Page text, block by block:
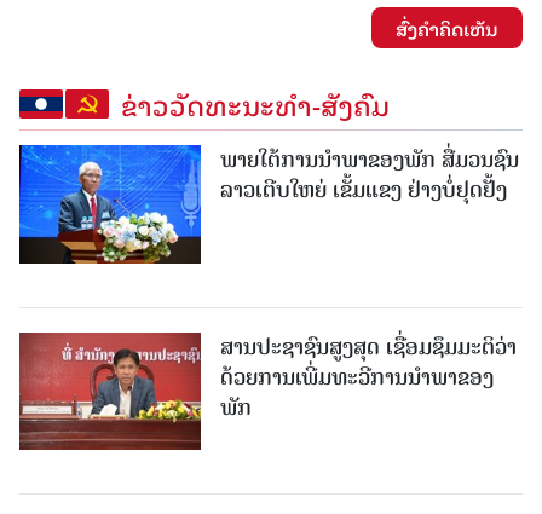
ສົ່ງຄໍາຄິດເຫັນ
ຂ່າວວັດທະນະທຳ-ສັງຄົມ
ພາຍໃຕ້ການນໍາພາຂອງພັກ ສື່ມວນຊົນ
ລາວເຕີບໃຫຍ່ ເຂັ້ມແຂງ ຢ່າງບໍ່ຢຸດຢັ້ງ
ສານປະຊາຊົນສູງສຸດ ເຊື່ອມຊຶມມະຕິວ່າ
ດ້ວຍການເພີ່ມທະວີການນຳພາຂອງ
ພັກ